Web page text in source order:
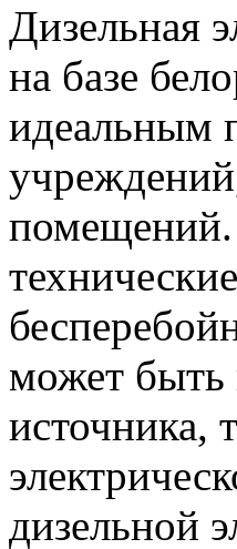
Дизельная
на базе
идеальным
помещений.
может быть
источника,
дизельной